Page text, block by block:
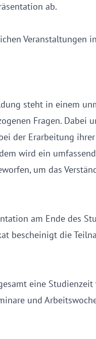
ab.
Veranstaltungen
steht in einem
Fragen. Dabei
der Erarbeitung
wird ein
um das
am Ende des
bescheinigt die
eine Studienzeit
und